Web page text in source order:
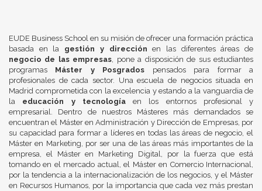
EUDE Business School en su misión de ofrecer una formación práctica
basada en la gestión y dirección en las diferentes áreas de
negocio de las empresas, pone a disposición de sus estudiantes
programas Máster y Posgrados pensados para formar a
profesionales de cada sector. Una escuela de negocios situada en
Madrid comprometida con la excelencia y estando a la vanguardia de
la educación y tecnologíaen los entornos profesional y
empresarial. Dentro de nuestros Másteres más demandados se
encuentran el Máster en Administración y Dirección de Empresas, por
su capacidad para formar a líderes en todas las áreas de negocio, el
Máster en Marketing, por ser una de las áreas más importantes de la
empresa, el Máster en Marketing Digital, por la fuerza que está
tomando en el mercado actual, el Máster en Comercio Internacional,
por la tendencia a la internacionalización de los negocios, y el Máster
en Recursos Humanos, por la importancia que cada vez más prestan